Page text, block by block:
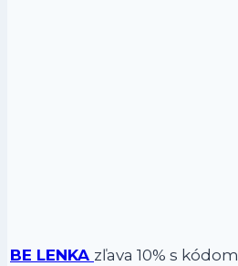
BE LENKA zľava 10% s kódom